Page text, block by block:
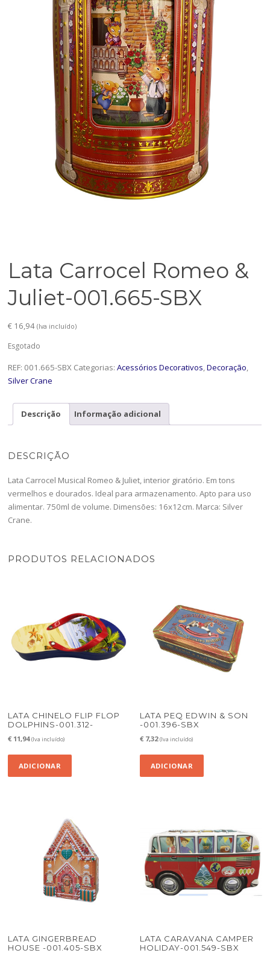
Lata Carrocel Romeo &
Juliet-001.665-SBX
€ 16,94 (Iva incluído)
Esgotado
REF: 001.665-SBX Categorias:Acessórios Decorativos ,Decoração
Silver Crane
Descrição Informação adicional
DESCRIÇÃO
Lata Carrocel Musical Romeo & Juliet, interior giratório. Em tons
vermelhos e dourados. Ideal para armazenamento. Apto para uso
alimentar. 750ml de volume. Dimensões: 16x12cm. Marca: Silver
Crane.
PRODUTOS RELACIONADOS
LATA CHINELO FLIP FLOP
DOLPHINS-001.312-
€ 11,94 (Iva incluído)
ADICIONAR
LATA PEQ EDWIN & SON
-001.396-SBX
€ 7,32 (Iva incluído)
ADICIONAR
LATA GINGERBREAD
HOUSE -001.405-SBX
LATA CARAVANA CAMPER
HOLIDAY-001.549-SBX